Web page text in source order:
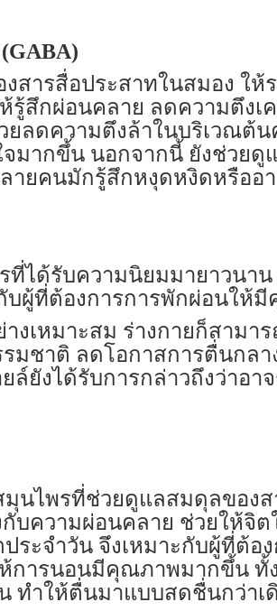
รสื่อประสาทในสมอง ให้ร
รู้สึกผ่อนคลาย ลดความตึงเ
ยลดความตึงล้าในบริเวณต้
มากขึ้น นอกจากนี้ ยังช่วย
ายคนมักรู้สึกหงุดหงิดหรืออ
รับความนิยมมายาวนาน
บผู้ที่ต้องการการพักผ่อนให้
เหมาะสม ร่างกายก็สามา
มชาติ ลดโอกาสการตื่นกล
ยังได้รับการกล่าวถึงว่าอา
พรที่ช่วยดูแลสมดุลของส
บความผ่อนคลาย ช่วยให้จิต
ะจำวัน จึงเหมาะกับผู้ที่ต้อง
ห้การนอนมีคุณภาพมากขึ้น
ทำให้ตื่นมาแบบสดชื่นกว่าเ